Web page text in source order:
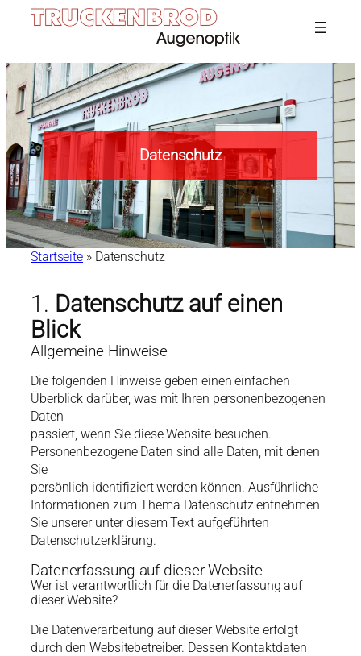
Zum
Datenschutz
Startseite » Datenschutz
1. Datenschutz auf einen
Blick
Allgemeine Hinweise
Die folgenden Hinweise geben einen einfachen
Überblick darüber, was mit Ihren personenbezogenen
Daten
passiert, wenn Sie diese Website besuchen.
Personenbezogene Daten sind alle Daten, mit denen
Sie
persönlich identifiziert werden können. Ausführliche
Informationen zum Thema Datenschutz entnehmen
Sie unserer unter diesem Text aufgeführten
Datenschutzerklärung.
Datenerfassung auf dieser Website
Wer ist verantwortlich für die Datenerfassung auf
dieser Website?
Die Datenverarbeitung auf dieser Website erfolgt
durch den Websitebetreiber. Dessen Kontaktdaten